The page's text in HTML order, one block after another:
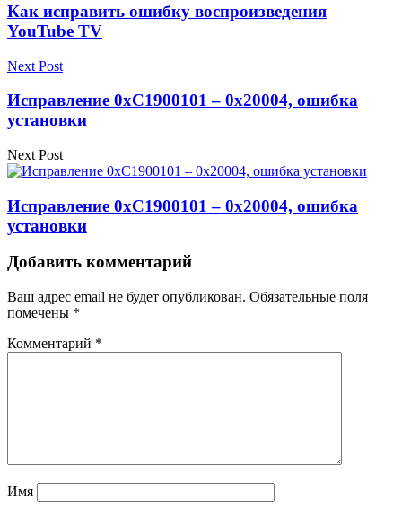
Как исправить ошибку воспроизведения
YouTube TV
Next Post
Исправление 0xC1900101 – 0x20004, ошибка
установки
Next Post
Исправление 0xC1900101 – 0x20004, ошибка
установки
Добавить комментарий
Ваш адрес email не будет опубликован. Обязательные поля
помечены *
Комментарий *
Имя